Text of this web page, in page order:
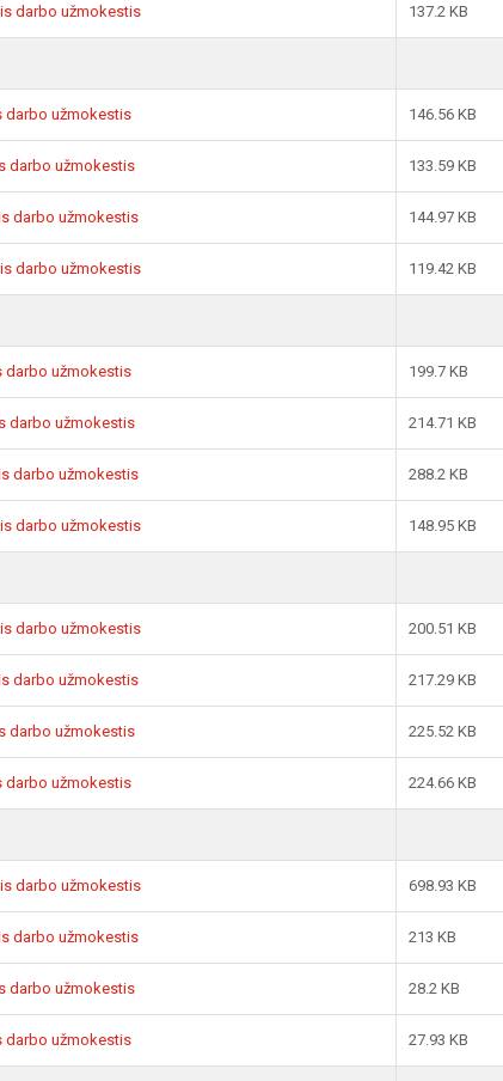
darbo užmokestis 137.2 KB
darbo užmokestis 146.56 KB
darbo užmokestis 133.59 KB
darbo užmokestis 144.97 KB
darbo užmokestis 119.42 KB
darbo užmokestis 199.7 KB
darbo užmokestis 214.71 KB
darbo užmokestis 288.2 KB
darbo užmokestis 148.95 KB
darbo užmokestis 200.51 KB
darbo užmokestis 217.29 KB
darbo užmokestis 225.52 KB
darbo užmokestis 224.66 KB
darbo užmokestis 698.93 KB
darbo užmokestis 213 KB
darbo užmokestis 28.2 KB
darbo užmokestis 27.93 KB